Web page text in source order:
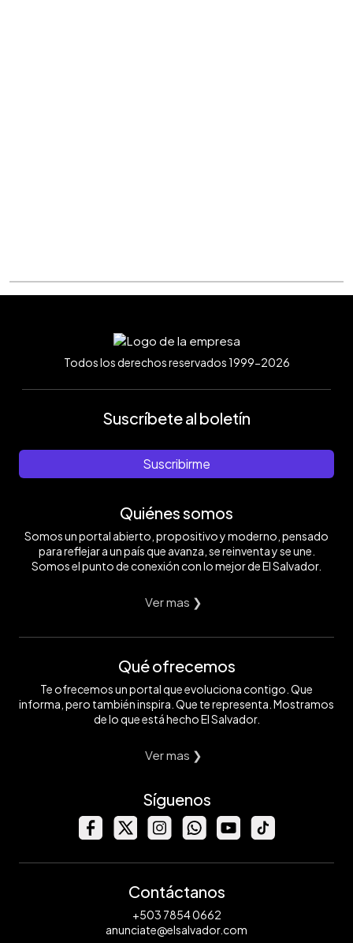
Todos los derechos reservados 1999-2026
Suscríbete al boletín
Suscribirme
Quiénes somos
Somos un portal abierto, propositivo y moderno, pensado
para reflejar a un país que avanza, se reinventa y se une.
Somos el punto de conexión con lo mejor de El Salvador.
Ver mas ❯
Qué ofrecemos
Te ofrecemos un portal que evoluciona contigo. Que
informa, pero también inspira. Que te representa. Mostramos
de lo que está hecho El Salvador.
Ver mas ❯
Síguenos
Contáctanos
+503 7854 0662
anunciate@elsalvador.com